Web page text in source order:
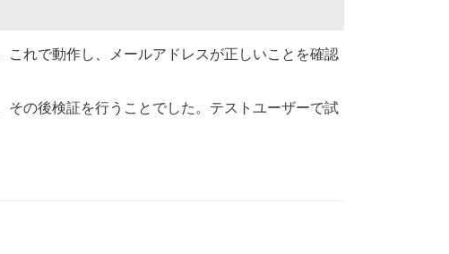
れで動作し、メールアドレスが正しいことを確認
の後検証を行うことでした。テストユーザーで試